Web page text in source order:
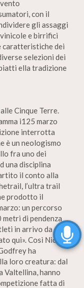
con il
gli assaggi
e birrifici
caratteristiche dei
selezioni dei
ella tradizione
Cinque Terre.
i125 marzo
interrotta
è un neologismo
fra uno dei
una disciplina
il conto alla
l’ultra trail
prodotto il
un percorso
di pendenza
in arrivo da 16
qui». Così Nicola
ha
loro creatura: dal
Valtellina, hanno
fatta di